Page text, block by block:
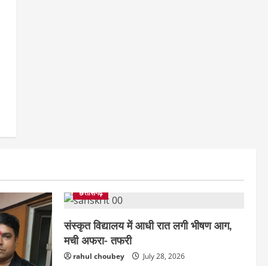
छत्तीसगढ़
संस्कृत विद्यालय में आधी रात लगी भीषण आग,
मची अफरा- तफरी
rahul choubey July 28, 2026